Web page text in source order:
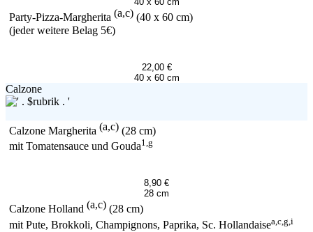
Party-Pizza-Margherita (a,c) (40 x 60 cm)
(jeder weitere Belag 5€)
22,00 €
40 x 60 cm
Calzone
Calzone Margherita (a,c) (28 cm)
mit Tomatensauce und Gouda1,g
8,90 €
28 cm
Calzone Holland (a,c) (28 cm)
mit Pute, Brokkoli, Champignons, Paprika, Sc. Hollandaisea,c,g,i